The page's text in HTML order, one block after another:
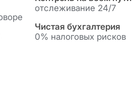
Народную Республику
Народную Республику
отслеживание 24/7
Чистая бухгалтерия
0% налоговых рисков